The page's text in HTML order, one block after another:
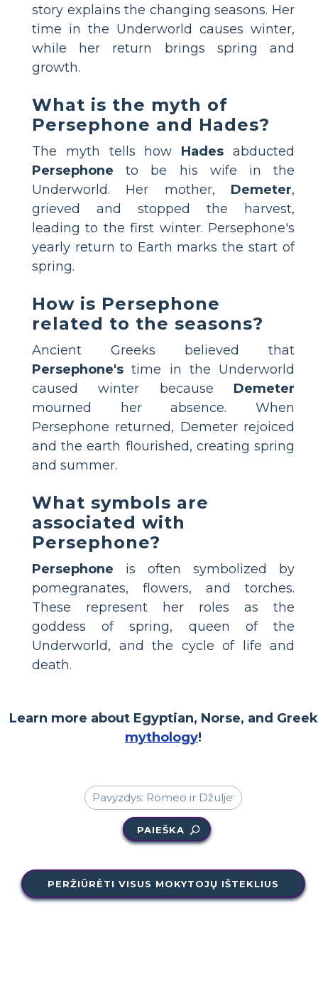
story explains the changing seasons. Her
time in the Underworld causes winter,
while her return brings spring and
growth.
What is the myth of
Persephone and Hades?
The myth tells how Hades abducted
Persephone to be his wife in the
Underworld. Her mother, Demeter,
grieved and stopped the harvest,
leading to the first winter. Persephone's
yearly return to Earth marks the start of
spring.
How is Persephone
related to the seasons?
Ancient Greeks believed that
Persephone's time in the Underworld
caused winter because Demeter
mourned her absence. When
Persephone returned, Demeter rejoiced
and the earth flourished, creating spring
and summer.
What symbols are
associated with
Persephone?
Persephone is often symbolized by
pomegranates, flowers, and torches.
These represent her roles as the
goddess of spring, queen of the
Underworld, and the cycle of life and
death.
Learn more about Egyptian, Norse, and Greek
mythology!
PAIEŠKA
PERŽIŪRĖTI VISUS MOKYTOJŲ IŠTEKLIUS